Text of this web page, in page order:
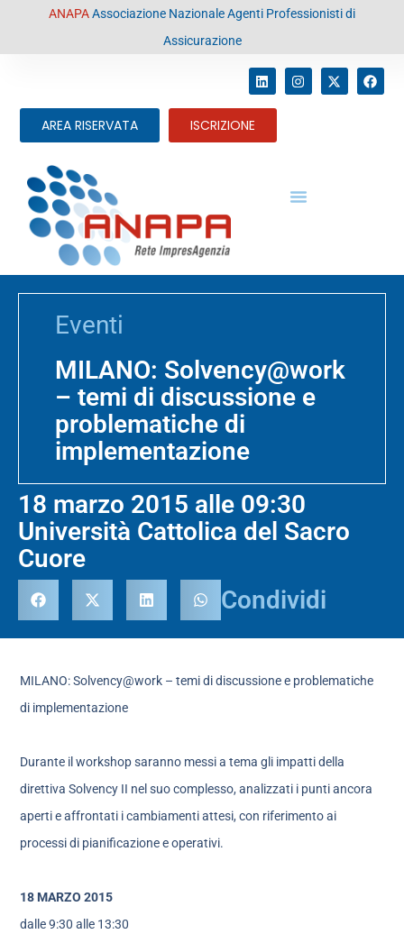
contenutoANAPAAssociazione Nazionale Agenti Professionisti di
Assicurazione
AREA RISERVATA ISCRIZIONE
Eventi
MILANO: Solvency@work
– temi di discussione e
problematiche di
implementazione
18 marzo 2015 alle 09:30
Università Cattolica del Sacro
Cuore
Condividi
MILANO: Solvency@work – temi di discussione e problematiche
di implementazione
Durante il workshop saranno messi a tema gli impatti della
direttiva Solvency II nel suo complesso, analizzati i punti ancora
aperti e affrontati i cambiamenti attesi, con riferimento ai
processi di pianificazione e operativi.
18 MARZO 2015
dalle 9:30 alle 13:30